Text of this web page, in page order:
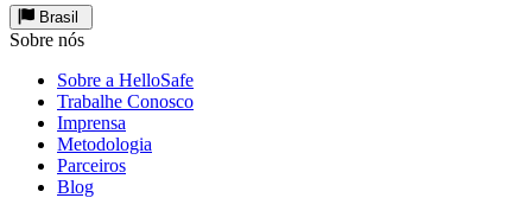
Brasil
Sobre nós
Sobre a HelloSafe
Trabalhe Conosco
Imprensa
Metodologia
Parceiros
Blog